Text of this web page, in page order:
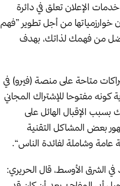
الإعلان تعلق في دائرة
خوارزمياتها من أجل تطوير ”فهم
من فهمك لذاتك، بهدف
متاحة على منصة (فيرو) في
كونه مفتوحا للإشتراك المجاني
الإقبال الهائل على
بعض المشاكل التقنية
عامة وشاملة لفائدة الناس“.
في الشرق الأوسط، قال الحريري: